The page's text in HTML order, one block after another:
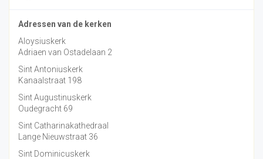
Adressen van de kerken
Aloysiuskerk
Adriaen van Ostadelaan 2
Sint Antoniuskerk
Kanaalstraat 198
Sint Augustinuskerk
Oudegracht 69
Sint Catharinakathedraal
Lange Nieuwstraat 36
Sint Dominicuskerk